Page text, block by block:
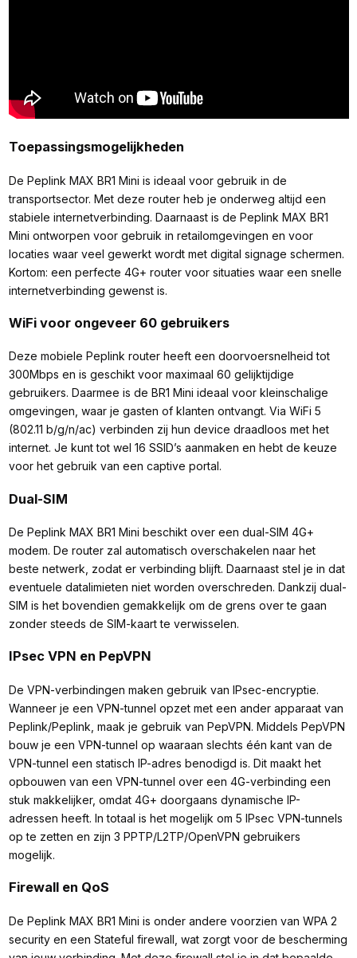
Toepassingsmogelijkheden
De Peplink MAX BR1 Mini is ideaal voor gebruik in de
transportsector. Met deze router heb je onderweg altijd een
stabiele internetverbinding. Daarnaast is de Peplink MAX BR1
Mini ontworpen voor gebruik in retailomgevingen en voor
locaties waar veel gewerkt wordt met digital signage schermen.
Kortom: een perfecte 4G+ router voor situaties waar een snelle
internetverbinding gewenst is.
WiFi voor ongeveer 60 gebruikers
Deze mobiele Peplink router heeft een doorvoersnelheid tot
300Mbps en is geschikt voor maximaal 60 gelijktijdige
gebruikers. Daarmee is de BR1 Mini ideaal voor kleinschalige
omgevingen, waar je gasten of klanten ontvangt. Via WiFi 5
(802.11 b/g/n/ac) verbinden zij hun device draadloos met het
internet. Je kunt tot wel 16 SSID’s aanmaken en hebt de keuze
voor het gebruik van een captive portal.
Dual-SIM
De Peplink MAX BR1 Mini beschikt over een dual-SIM 4G+
modem. De router zal automatisch overschakelen naar het
beste netwerk, zodat er verbinding blijft. Daarnaast stel je in dat
eventuele datalimieten niet worden overschreden. Dankzij dual-
SIM is het bovendien gemakkelijk om de grens over te gaan
zonder steeds de SIM-kaart te verwisselen.
IPsec VPN en PepVPN
De VPN-verbindingen maken gebruik van IPsec-encryptie.
Wanneer je een VPN-tunnel opzet met een ander apparaat van
Peplink/Peplink, maak je gebruik van PepVPN. Middels PepVPN
bouw je een VPN-tunnel op waaraan slechts één kant van de
VPN-tunnel een statisch IP-adres benodigd is. Dit maakt het
opbouwen van een VPN-tunnel over een 4G-verbinding een
stuk makkelijker, omdat 4G+ doorgaans dynamische IP-
adressen heeft. In totaal is het mogelijk om 5 IPsec VPN-tunnels
op te zetten en zijn 3 PPTP/L2TP/OpenVPN gebruikers
mogelijk.
Firewall en QoS
De Peplink MAX BR1 Mini is onder andere voorzien van WPA 2
security en een Stateful firewall, wat zorgt voor de bescherming